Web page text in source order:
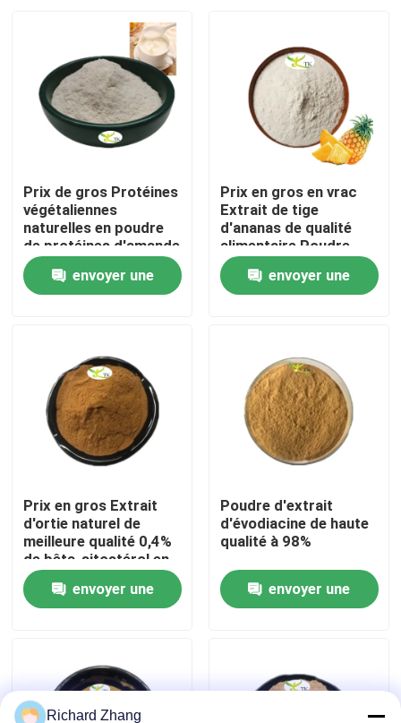
À la maison
Produits
Visite de l'usine
Contrôle de la qualité
Demandez un devis
Poudre d'extrait de plante
Matières premières cosmétiques
Prix ​​de gros Protéines
végétaliennes
naturelles en poudre
de protéines d'amande
40 % 50 % 60 %
envoyer une
Prix en gros en vrac
Extrait de tige
d'ananas de qualité
alimentaire Poudre
d'enzyme de
bromélaïne
1200/2400 GDU
envoyer une
Prix en gros Extrait
d'ortie naturel de
meilleure qualité 0,4%
de bêta-sitostérol en
poudre
envoyer une
Poudre d'extrait
d'évodiacine de haute
qualité à 98%
envoyer une
Richard Zhang